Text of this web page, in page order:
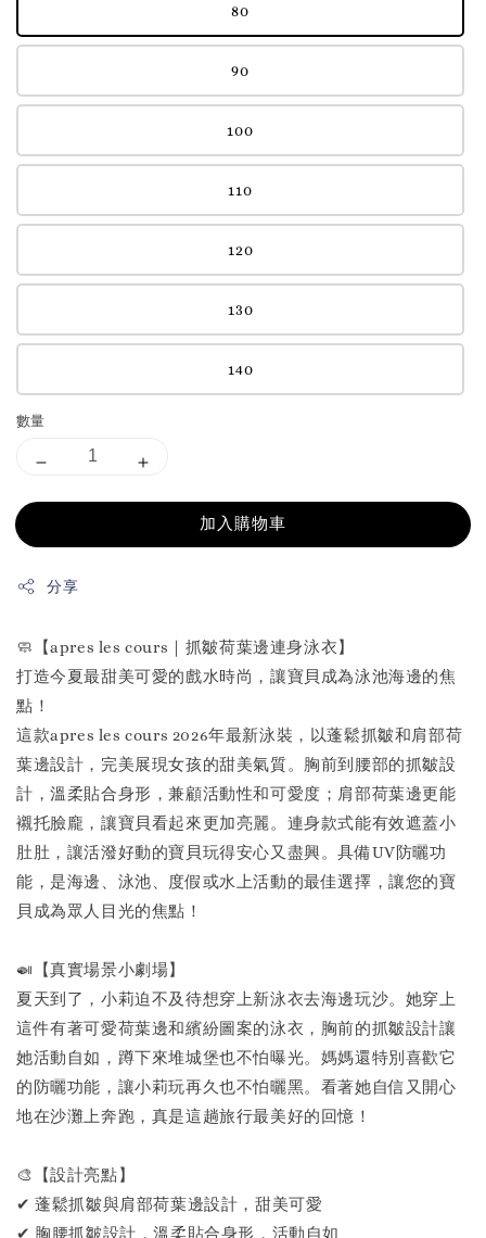
80
90
100
110
120
130
140
數量
加入購物車
分享
🧼【apres les cours｜抓皺荷葉邊連身泳衣】
打造今夏最甜美可愛的戲水時尚，讓寶貝成為泳池海邊的焦
點！
這款apres les cours 2026年最新泳裝，以蓬鬆抓皺和肩部荷
葉邊設計，完美展現女孩的甜美氣質。胸前到腰部的抓皺設
計，溫柔貼合身形，兼顧活動性和可愛度；肩部荷葉邊更能
襯托臉龐，讓寶貝看起來更加亮麗。連身款式能有效遮蓋小
肚肚，讓活潑好動的寶貝玩得安心又盡興。具備UV防曬功
能，是海邊、泳池、度假或水上活動的最佳選擇，讓您的寶
貝成為眾人目光的焦點！
🍛【真實場景小劇場】
夏天到了，小莉迫不及待想穿上新泳衣去海邊玩沙。她穿上
這件有著可愛荷葉邊和繽紛圖案的泳衣，胸前的抓皺設計讓
她活動自如，蹲下來堆城堡也不怕曝光。媽媽還特別喜歡它
的防曬功能，讓小莉玩再久也不怕曬黑。看著她自信又開心
地在沙灘上奔跑，真是這趟旅行最美好的回憶！
🎨【設計亮點】
✔ 蓬鬆抓皺與肩部荷葉邊設計，甜美可愛
✔ 胸腰抓皺設計，溫柔貼合身形，活動自如